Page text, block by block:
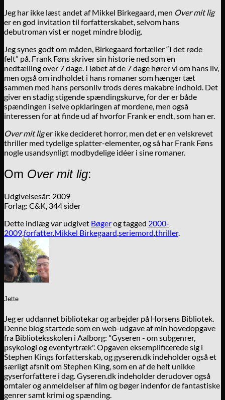
Jeg har ikke læst andet af Mikkel Birkegaard, men Over mit lig
er en god invitation til forfatterskabet, selvom hans
debutroman vist er noget mindre blodig.
Jeg synes godt om måden, Birkegaard fortæller “I det røde
felt” på. Frank Føns skriver sin historie ned som en
nedtælling over 7 dage. I løbet af de 7 dage hører vi om hans liv,
men også om indholdet i hans romaner som hænger tæt
sammen med hans personliv trods deres makabre indhold. Det
giver en stadig stigende spændingskurve, for der er både
spændingen i selve opklaringen af mordene, men også
interessen for at finde ud af hvorfor Frank er endt, som han er.
Over mit liger ikke decideret horror, men det er en velskrevet
thriller med tydelige splatter-elementer, og så har Frank Føns
nogle usandsynligt modbydelige idéer i sine romaner.
Om Over mit lig:
Udgivelsesår: 2009
Forlag: C&K, 344 sider
Dette indlæg var udgivet Bøgerog tagged 2000-
2009forfatter,Mikkel Birkegaard seriemord thriller.
Jette
Jeg er uddannet bibliotekar og arbejder på Horsens Bibliotek.
Denne blog startede som en web-udgave af min hovedopgave
fra Biblioteksskolen i Aalborg: "Gyseren - om subgenrer,
psykologi og eventyrtræk". Opgaven eksemplificerede sig i
Stephen Kings forfatterskab, og gyseren.dk indeholder også et
særligt afsnit om Stephen King, som en af de helt unikke
gyserforfattere i dag. Gyseren.dk indeholder derudover også
omtaler og anmeldelser af film og bøger indenfor de fantastiske
genrer samt krimi og spænding.